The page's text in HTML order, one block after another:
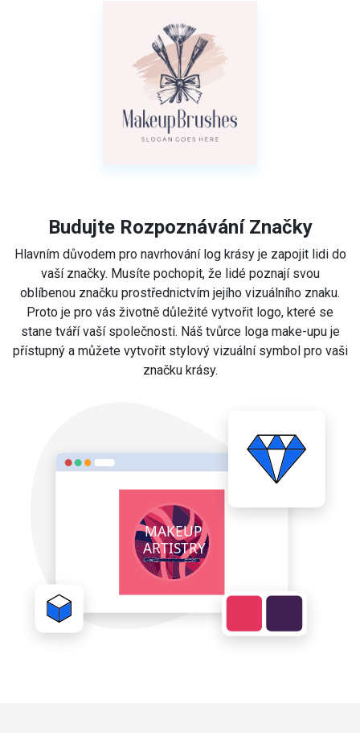
Budujte Rozpoznávání Značky
Hlavním důvodem pro navrhování log krásy je zapojit lidi do
vaší značky. Musíte pochopit, že lidé poznají svou
oblíbenou značku prostřednictvím jejího vizuálního znaku.
Proto je pro vás životně důležité vytvořit logo, které se
stane tváří vaší společnosti. Náš tvůrce loga make-upu je
přístupný a můžete vytvořit stylový vizuální symbol pro vaši
značku krásy.